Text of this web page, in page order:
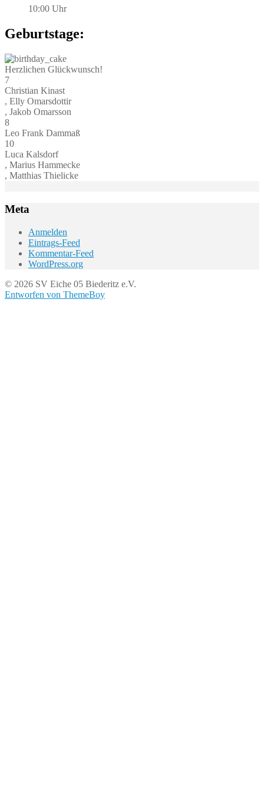
10:00 Uhr
Geburtstage:
Herzlichen Glückwunsch!
7
Christian Kinast
, Elly Omarsdottir
, Jakob Omarsson
8
Leo Frank Dammaß
10
Luca Kalsdorf
, Marius Hammecke
, Matthias Thielicke
Meta
Anmelden
Eintrags-Feed
Kommentar-Feed
WordPress.org
© 2026 SV Eiche 05 Biederitz e.V.
Entworfen von ThemeBoy